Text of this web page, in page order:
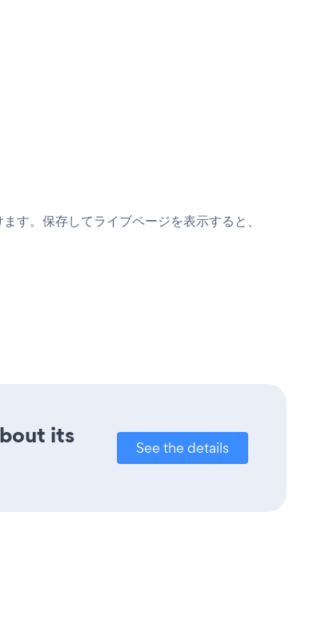
。保存してライブページを表示すると、
its See the details